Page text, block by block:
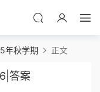
年秋学期 正文
答案